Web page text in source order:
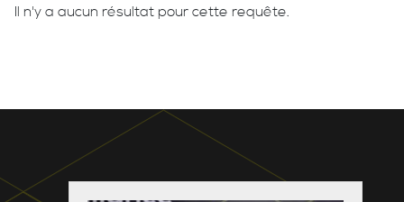
Il n'y a aucun résultat pour cette requête.